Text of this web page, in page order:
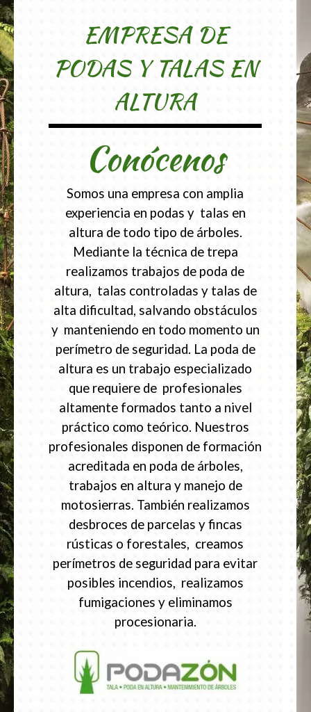
EMPRESA DE
PODAS Y TALAS EN
ALTURA
Conócenos
Somos una empresa con amplia
experiencia en podas y talas en
altura de todo tipo de árboles.
Mediante la técnica de trepa
realizamos trabajos de poda de
altura, talas controladas y talas de
alta dificultad, salvando obstáculos
y manteniendo en todo momento un
perímetro de seguridad. La poda de
altura es un trabajo especializado
que requiere de profesionales
altamente formados tanto a nivel
práctico como teórico. Nuestros
profesionales disponen de formación
acreditada en poda de árboles,
trabajos en altura y manejo de
motosierras. También realizamos
desbroces de parcelas y fincas
rústicas o forestales, creamos
perímetros de seguridad para evitar
posibles incendios, realizamos
fumigaciones y eliminamos
procesionaria.